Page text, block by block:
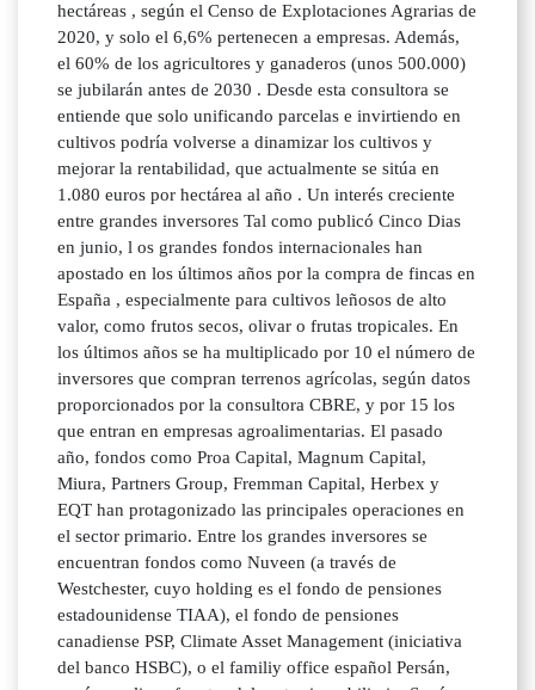
hectáreas , según el Censo de Explotaciones Agrarias de
2020, y solo el 6,6% pertenecen a empresas. Además,
el 60% de los agricultores y ganaderos (unos 500.000)
se jubilarán antes de 2030 . Desde esta consultora se
entiende que solo unificando parcelas e invirtiendo en
cultivos podría volverse a dinamizar los cultivos y
mejorar la rentabilidad, que actualmente se sitúa en
1.080 euros por hectárea al año . Un interés creciente
entre grandes inversores Tal como publicó Cinco Dias
en junio, l os grandes fondos internacionales han
apostado en los últimos años por la compra de fincas en
España , especialmente para cultivos leñosos de alto
valor, como frutos secos, olivar o frutas tropicales. En
los últimos años se ha multiplicado por 10 el número de
inversores que compran terrenos agrícolas, según datos
proporcionados por la consultora CBRE, y por 15 los
que entran en empresas agroalimentarias. El pasado
año, fondos como Proa Capital, Magnum Capital,
Miura, Partners Group, Fremman Capital, Herbex y
EQT han protagonizado las principales operaciones en
el sector primario. Entre los grandes inversores se
encuentran fondos como Nuveen (a través de
Westchester, cuyo holding es el fondo de pensiones
estadounidense TIAA), el fondo de pensiones
canadiense PSP, Climate Asset Management (iniciativa
del banco HSBC), o el familiy office español Persán,